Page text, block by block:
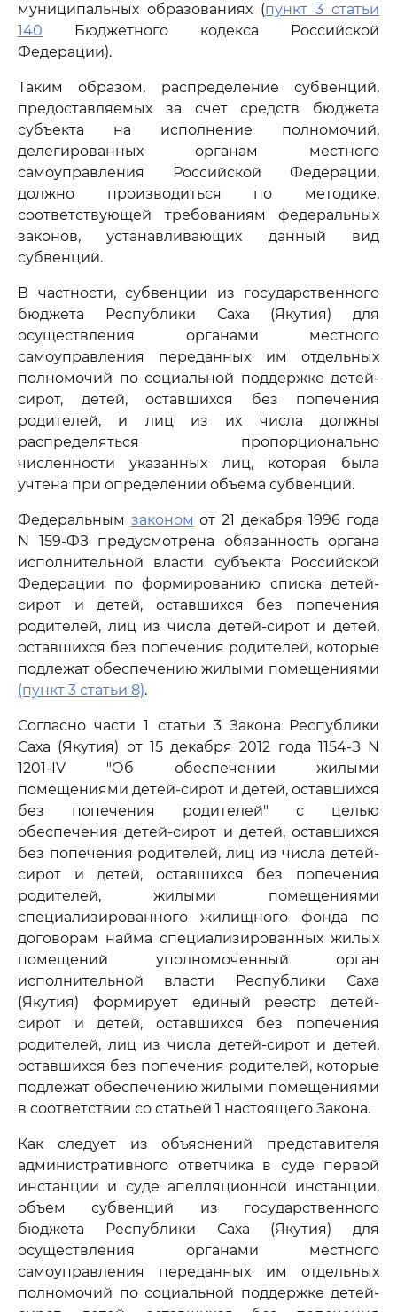
муниципальных образованиях (пункт 3 статьи
140 Бюджетного кодекса Российской
Федерации).
Таким образом, распределение субвенций,
предоставляемых за счет средств бюджета
субъекта на исполнение полномочий,
делегированных органам местного
самоуправления Российской Федерации,
должно производиться по методике,
соответствующей требованиям федеральных
законов, устанавливающих данный вид
субвенций.
В частности, субвенции из государственного
бюджета Республики Саха (Якутия) для
осуществления органами местного
самоуправления переданных им отдельных
полномочий по социальной поддержке детей-
сирот, детей, оставшихся без попечения
родителей, и лиц из их числа должны
распределяться пропорционально
численности указанных лиц, которая была
учтена при определении объема субвенций.
Федеральным законом от 21 декабря 1996 года
N 159-ФЗ предусмотрена обязанность органа
исполнительной власти субъекта Российской
Федерации по формированию списка детей-
сирот и детей, оставшихся без попечения
родителей, лиц из числа детей-сирот и детей,
оставшихся без попечения родителей, которые
подлежат обеспечению жилыми помещениями
(пункт 3 статьи 8).
Согласно части 1 статьи 3 Закона Республики
Саха (Якутия) от 15 декабря 2012 года 1154-З N
1201-IV "Об обеспечении жилыми
помещениями детей-сирот и детей, оставшихся
без попечения родителей" с целью
обеспечения детей-сирот и детей, оставшихся
без попечения родителей, лиц из числа детей-
сирот и детей, оставшихся без попечения
родителей, жилыми помещениями
специализированного жилищного фонда по
договорам найма специализированных жилых
помещений уполномоченный орган
исполнительной власти Республики Саха
(Якутия) формирует единый реестр детей-
сирот и детей, оставшихся без попечения
родителей, лиц из числа детей-сирот и детей,
оставшихся без попечения родителей, которые
подлежат обеспечению жилыми помещениями
в соответствии со статьей 1 настоящего Закона.
Как следует из объяснений представителя
административного ответчика в суде первой
инстанции и суде апелляционной инстанции,
объем субвенций из государственного
бюджета Республики Саха (Якутия) для
осуществления органами местного
самоуправления переданных им отдельных
полномочий по социальной поддержке детей-